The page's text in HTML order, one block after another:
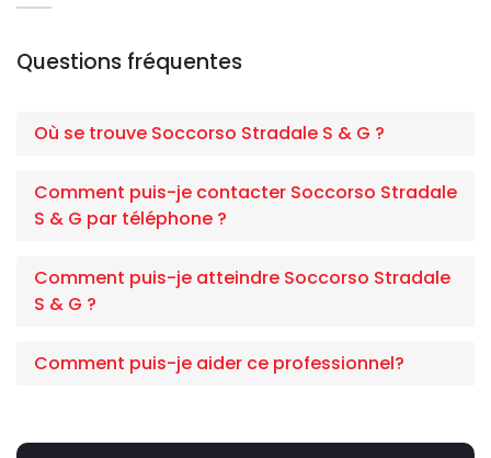
Questions fréquentes
Où se trouve Soccorso Stradale S & G ?
Comment puis-je contacter Soccorso Stradale
S & G par téléphone ?
Comment puis-je atteindre Soccorso Stradale
S & G ?
Comment puis-je aider ce professionnel?